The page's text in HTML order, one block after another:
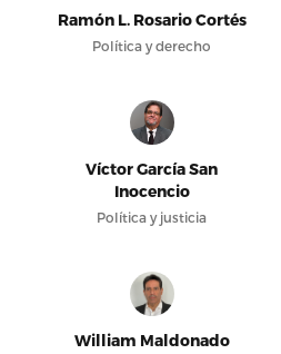
Ramón L. Rosario Cortés
Política y derecho
Víctor García San
Inocencio
Política y justicia
William Maldonado